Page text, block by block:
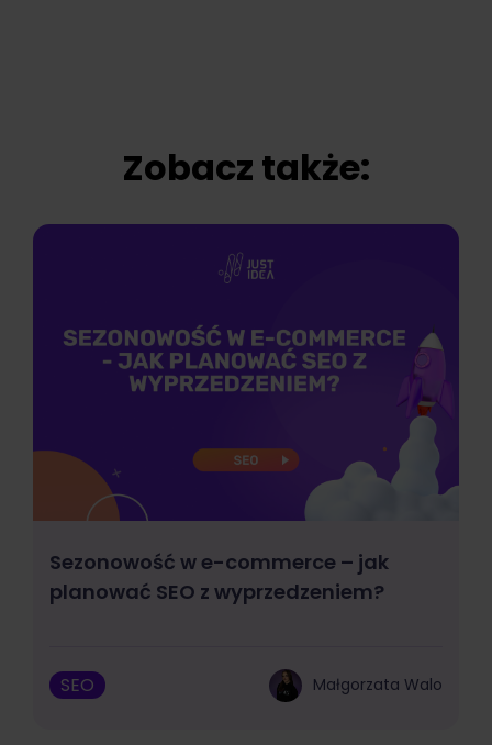
Zobacz także:
Sezonowość w e-commerce – jak
planować SEO z wyprzedzeniem?
SEO Małgorzata Walo